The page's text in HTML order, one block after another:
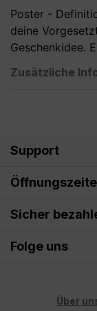
Poster -
deine
Geschenkidee.
Zusätzliche
Support
Sicher
Folge uns
Über